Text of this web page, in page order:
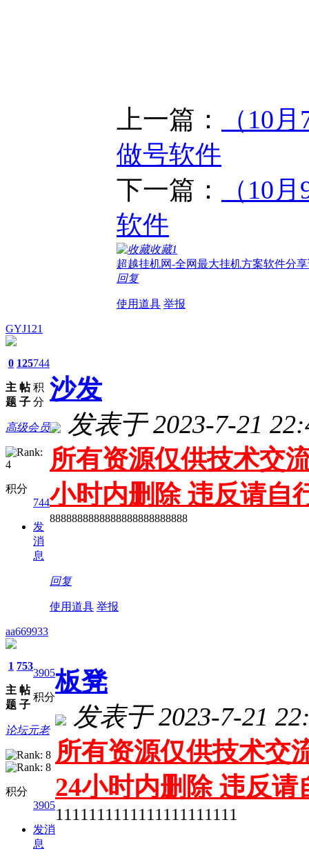
上一篇：
（10
做号软件
下一篇：
（10
软件
收藏1
超越挂机网-全网最大挂机方案软件分
回复
使用道具 举报
GYJ121
0
主
题
125
帖
子
744
积
分
高级会员
积分
744
发
消
息
沙发
发表于 2023-7-21
所有资源仅供技术交
小时内删除 违反请自
8888888888888888888888888
回复
使用道具 举报
aa669933
1
主
题
753
帖
子
3905
积分
论坛元老
积分
3905
发消
息
板凳
发表于 2023-7-21
所有资源仅供技术交
24小时内删除 违反
1111111111111111111111